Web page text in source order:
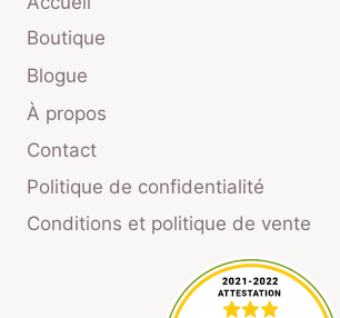
Boutique
Blogue
À propos
Contact
Politique de confidentialité
Conditions et politique de vente